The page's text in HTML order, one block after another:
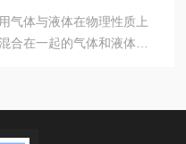
气体与液体在物理性质上
合在一起的气体和液体有